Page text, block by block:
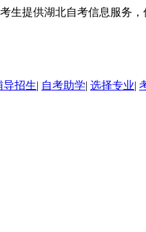
生提供湖北自考信息服务
导招生| 自考助学| 选择专业|